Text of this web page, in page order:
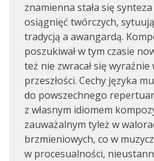
znamienna stała się
osiągnięć twórczych,
tradycją a awangardą.
poszukiwał w tym czasie
też nie zwracał się
przeszłości. Cechy języka
do powszechnego
z własnym idiomem
zauważalnym tyleż w
brzmieniowych, co w
w procesualności,